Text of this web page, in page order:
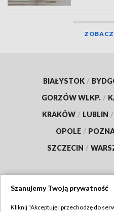
ZOBACZ
BIAŁYSTOK /
GORZÓW WLKP. /
KRAKÓW / LUBLIN /
OPOLE /
SZCZECIN /
Szanujemy Twoją prywatność
Kliknij "Akceptuję i przechodzę do